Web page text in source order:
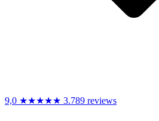
9,0 ★★★★★ 3.789 reviews